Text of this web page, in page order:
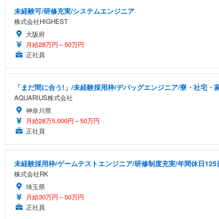
未経験可/研修充実/システムエンジニア
株式会社HIGHEST
大阪府
月給28万円～50万円
正社員
「まだ間に合う!」/未経験採用枠/デバッグエンジニア/寮・社宅・
AQUARIUS株式会社
神奈川県
月給28万5,000円～50万円
正社員
未経験採用枠/ゲームテストエンジニア/研修制度充実/年間休日125
株式会社RK
埼玉県
月給30万円～50万円
正社員